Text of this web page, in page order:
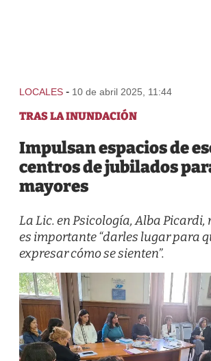
LOCALES - 10 de abril 2025, 11:44
TRAS LA INUNDACIÓN
Impulsan espacios de
centros de jubilados
mayores
La Lic. en Psicología, Alba Picardi,
es importante “darles lugar para
expresar cómo se sienten”.